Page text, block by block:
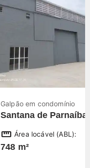
Galpão em condomínio
Santana de
straighten Área locável (ABL):
748 m²